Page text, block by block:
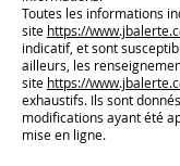
Toutes les informations
site https://
indicatif, et sont
ailleurs, les
site https://
exhaustifs. Ils sont
modifications ayant été
mise en ligne.